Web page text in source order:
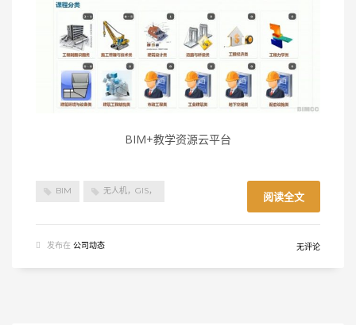
BIM+教学资源云平台
BIM 无人机，GIS， 阅读全文
发布在 公司动态 无评论